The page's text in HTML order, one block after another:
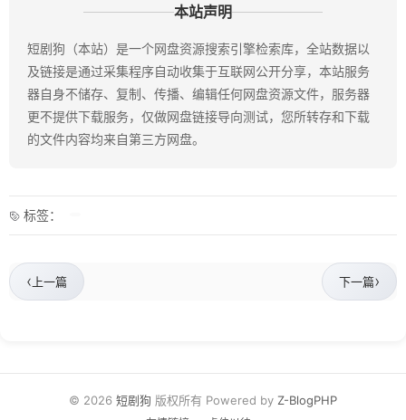
本站声明
短剧狗（本站）是一个网盘资源搜索引擎检索库，全站数据以
及链接是通过采集程序自动收集于互联网公开分享，本站服务
器自身不储存、复制、传播、编辑任何网盘资源文件，服务器
更不提供下载服务，仅做网盘链接导向测试，您所转存和下载
的文件内容均来自第三方网盘。
标签：
‹ 上一篇 下一篇›
© 2026 短剧狗 版权所有 Powered by Z-BlogPHP